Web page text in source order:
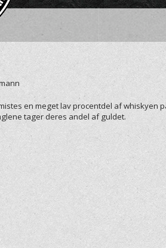
en meget lav procentdel af whiskyen
tager deres andel af guldet.